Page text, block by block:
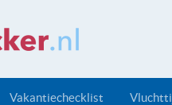
Vakantiechecklist